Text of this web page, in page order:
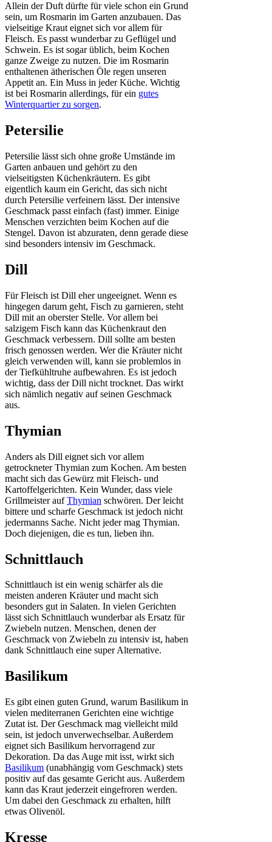
Allein der Duft dürfte für viele schon ein Grund
sein, um Rosmarin im Garten anzubauen. Das
vielseitige Kraut eignet sich vor allem für
Fleisch. Es passt wunderbar zu Geflügel und
Schwein. Es ist sogar üblich, beim Kochen
ganze Zweige zu nutzen. Die im Rosmarin
enthaltenen ätherischen Öle regen unseren
Appetit an. Ein Muss in jeder Küche. Wichtig
ist bei Rosmarin allerdings, für ein gutes
Winterquartier zu sorgen.
Petersilie
Petersilie lässt sich ohne große Umstände im
Garten anbauen und gehört zu den
vielseitigsten Küchenkräutern. Es gibt
eigentlich kaum ein Gericht, das sich nicht
durch Petersilie verfeinern lässt. Der intensive
Geschmack passt einfach (fast) immer. Einige
Menschen verzichten beim Kochen auf die
Stengel. Davon ist abzuraten, denn gerade diese
sind besonders intensiv im Geschmack.
Dill
Für Fleisch ist Dill eher ungeeignet. Wenn es
hingegen darum geht, Fisch zu garnieren, steht
Dill mit an oberster Stelle. Vor allem bei
salzigem Fisch kann das Küchenkraut den
Geschmack verbessern. Dill sollte am besten
frisch genossen werden. Wer die Kräuter nicht
gleich verwenden will, kann sie problemlos in
der Tiefkühltruhe aufbewahren. Es ist jedoch
wichtig, dass der Dill nicht trocknet. Das wirkt
sich nämlich negativ auf seinen Geschmack
aus.
Thymian
Anders als Dill eignet sich vor allem
getrockneter Thymian zum Kochen. Am besten
macht sich das Gewürz mit Fleisch- und
Kartoffelgerichten. Kein Wunder, dass viele
Grillmeister aufThymian schwören. Der leicht
bittere und scharfe Geschmack ist jedoch nicht
jedermanns Sache. Nicht jeder mag Thymian.
Doch diejenigen, die es tun, lieben ihn.
Schnittlauch
Schnittlauch ist ein wenig schärfer als die
meisten anderen Kräuter und macht sich
besonders gut in Salaten. In vielen Gerichten
lässt sich Schnittlauch wunderbar als Ersatz für
Zwiebeln nutzen. Menschen, denen der
Geschmack von Zwiebeln zu intensiv ist, haben
dank Schnittlauch eine super Alternative.
Basilikum
Es gibt einen guten Grund, warum Basilikum in
vielen mediterranen Gerichten eine wichtige
Zutat ist. Der Geschmack mag vielleicht mild
sein, ist jedoch unverwechselbar. Außerdem
eignet sich Basilikum hervorragend zur
Dekoration. Da das Auge mit isst, wirkt sich
Basilikum (unabhängig vom Geschmack) stets
positiv auf das gesamte Gericht aus. Außerdem
kann das Kraut jederzeit eingefroren werden.
Um dabei den Geschmack zu erhalten, hilft
etwas Olivenöl.
Kresse